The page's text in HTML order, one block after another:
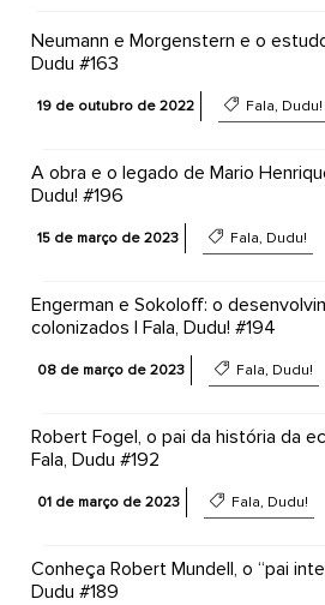
Neumann e Morgenstern e o
Dudu #163
19 de outubro de 2022 Fala, Dudu!
A obra e o legado de Mario
Dudu! #196
15 de março de 2023 Fala, Dudu!
Engerman e Sokoloff: o
colonizados | Fala, Dudu! #194
08 de março de 2023 Fala, Dudu!
Robert Fogel, o pai da história da
Fala, Dudu #192
01 de março de 2023 Fala, Dudu!
Conheça Robert Mundell, o “pai
Dudu #189